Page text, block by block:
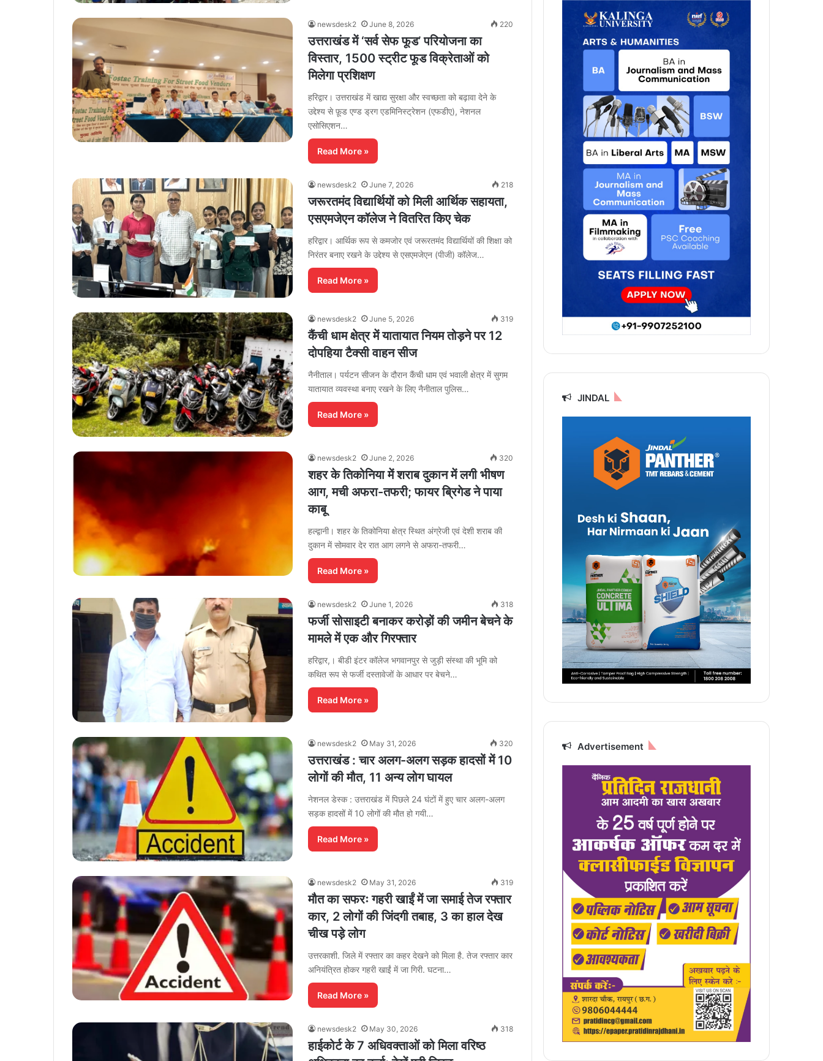
newsdesk2 June 8, 2026 220
उत्तराखंड में ‘सर्व सेफ फूड’ परियोजना का
विस्तार, 1500 स्ट्रीट फूड विक्रेताओं को
मिलेगा प्रशिक्षण
हरिद्वार। उत्तराखंड में खाद्य सुरक्षा और स्वच्छता को बढ़ावा देने के
उद्देश्य से फ़ूड एण्ड ड्रग एडमिनिस्ट्रेशन (एफडीए), नेशनल
एसोसिएशन…
Read More »
newsdesk2 June 7, 2026 218
जरूरतमंद विद्यार्थियों को मिली आर्थिक सहायता,
एसएमजेएन कॉलेज ने वितरित किए चेक
हरिद्वार। आर्थिक रूप से कमजोर एवं जरूरतमंद विद्यार्थियों की शिक्षा को
निरंतर बनाए रखने के उद्देश्य से एसएमजेएन (पीजी) कॉलेज…
Read More »
newsdesk2 June 5, 2026 319
कैंची धाम क्षेत्र में यातायात नियम तोड़ने पर 12
दोपहिया टैक्सी वाहन सीज
नैनीताल। पर्यटन सीजन के दौरान कैंची धाम एवं भवाली क्षेत्र में सुगम
यातायात व्यवस्था बनाए रखने के लिए नैनीताल पुलिस…
Read More »
newsdesk2 June 2, 2026 320
शहर के तिकोनिया में शराब दुकान में लगी भीषण
आग, मची अफरा-तफरी; फायर ब्रिगेड ने पाया
काबू
हल्द्वानी। शहर के तिकोनिया क्षेत्र स्थित अंग्रेजी एवं देशी शराब की
दुकान में सोमवार देर रात आग लगने से अफरा-तफरी…
Read More »
newsdesk2 June 1, 2026 318
फर्जी सोसाइटी बनाकर करोड़ों की जमीन बेचने के
मामले में एक और गिरफ्तार
हरिद्वार,। बीडी इंटर कॉलेज भगवानपुर से जुड़ी संस्था की भूमि को
कथित रूप से फर्जी दस्तावेजों के आधार पर बेचने…
Read More »
newsdesk2 May 31, 2026 320
उत्तराखंड : चार अलग-अलग सड़क हादसों में 10
लोगों की मौत, 11 अन्य लोग घायल
नेशनल डेस्क : उत्तराखंड में पिछले 24 घंटों में हुए चार अलग-अलग
सड़क हादसों में 10 लोगों की मौत हो गयी…
Read More »
newsdesk2 May 31, 2026 319
मौत का सफरः गहरी खाईं में जा समाई तेज रफ्तार
कार, 2 लोगों की जिंदगी तबाह, 3 का हाल देख
चीख पड़े लोग
उत्तरकाशी. जिले में रफ्तार का कहर देखने को मिला है. तेज रफ्तार कार
अनियंत्रित होकर गहरी खाईं में जा गिरी. घटना…
Read More »
newsdesk2 May 30, 2026 318
हाईकोर्ट के 7 अधिवक्ताओं को मिला वरिष्ठ
JINDAL
Advertisement